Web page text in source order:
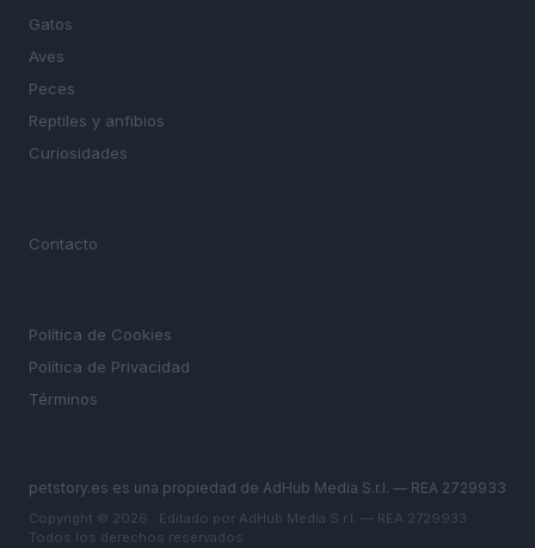
Gatos
Aves
Peces
Reptiles y anfibios
Curiosidades
Contacto
Política de Cookies
Política de Privacidad
Términos
petstory.es es una propiedad de AdHub Media S.r.l. — REA 2729933
Copyright © 2026 · Editado por AdHub Media S.r.l. — REA 2729933
Todos los derechos reservados